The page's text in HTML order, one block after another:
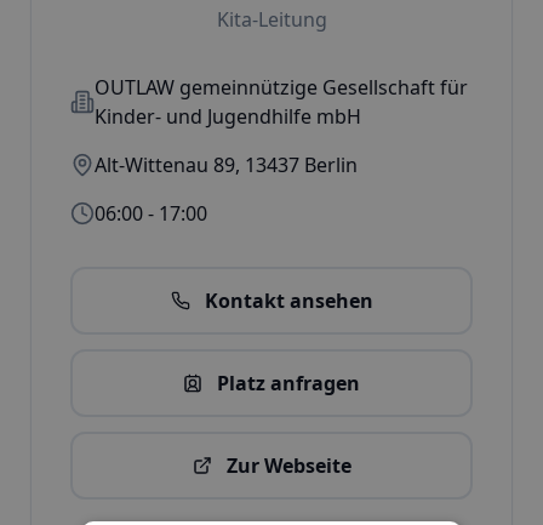
Kita-Leitung
OUTLAW gemeinnützige Gesellschaft für
Kinder- und Jugendhilfe mbH
Alt-Wittenau 89, 13437 Berlin
06:00 - 17:00
Kontakt ansehen
Platz anfragen
Zur Webseite